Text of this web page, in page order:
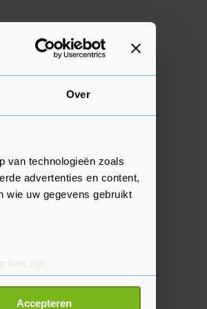
Over
van technologieën zoals
advertenties en content,
wie uw gegevens gebruikt
kan zijn
detailgedeelte
Accepteren